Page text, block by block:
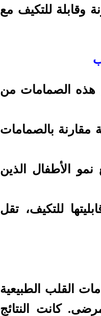
وقابلة للتكيف مع
هذه الصمامات من
مقارنة بالصمامات
نمو الأطفال الذين
للتكيف، تقل
القلب الطبيعية
كانت النتائج